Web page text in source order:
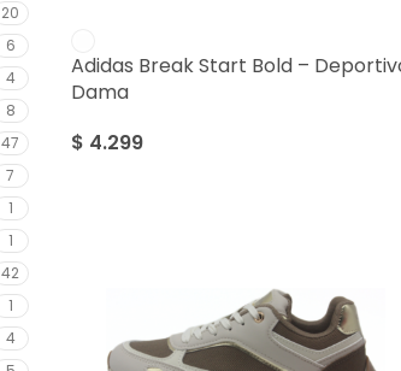
20
6
4
8
47
7
1
1
42
1
4
Adidas Break Start Bold –
Dama
$ 4.299